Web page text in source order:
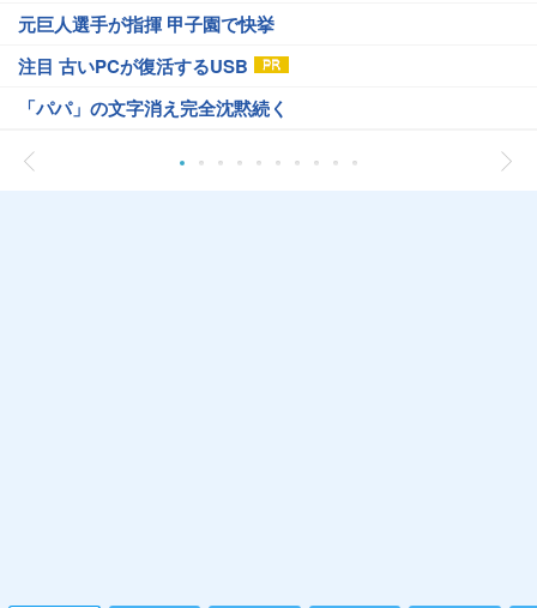
元巨人選手が指揮 甲子園で快挙
注目 古いPCが復活するUSB
「パパ」の文字消え完全沈黙続く